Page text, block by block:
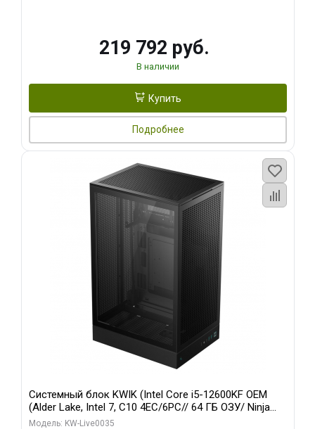
219 792 руб.
В наличии
Купить
Подробнее
Системный блок KWIK (Intel Core i5-12600KF OEM
(Alder Lake, Intel 7, C10 4EC/6PC// 64 ГБ ОЗУ/ Ninja
Sinotex GTX1650 4GB 128bit GDDR6 DVI DP HDMI 2/
Модель: KW-Live0035